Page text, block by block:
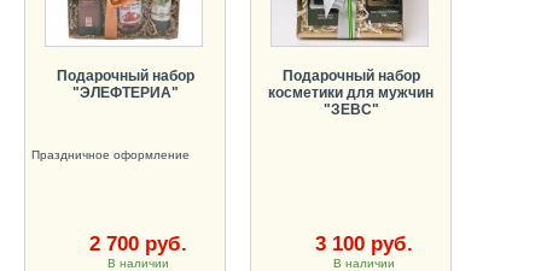
Подарочный набор
"ЭЛЕФТЕРИА"
Праздничное оформление
2 700 руб.
В наличии
Подарочный набор
косметики для мужчин
"ЗЕВС"
3 100 руб.
В наличии